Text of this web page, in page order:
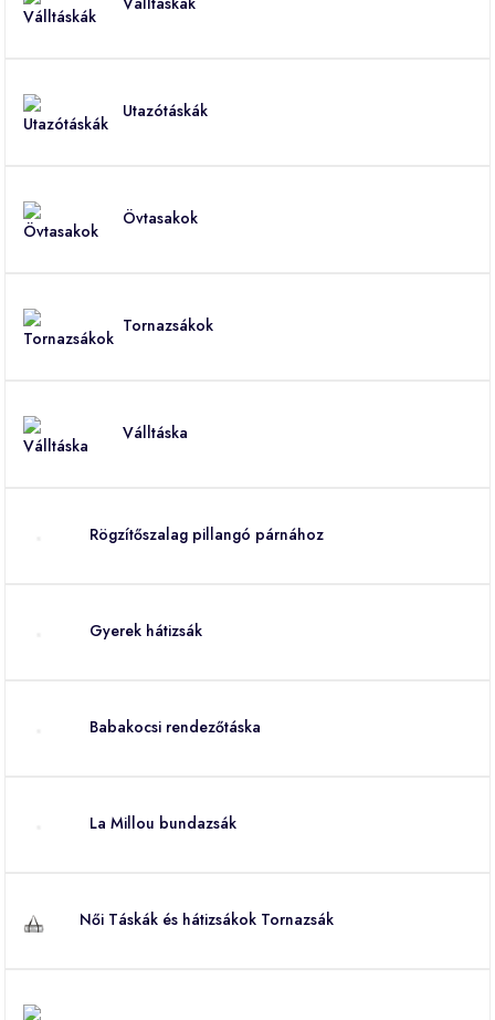
Utazótáskák
Övtasakok
Tornazsákok
Válltáska
Rögzítőszalag pillangó párnához
Gyerek hátizsák
Babakocsi rendezőtáska
La Millou bundazsák
Női Táskák és hátizsákok Tornazsák